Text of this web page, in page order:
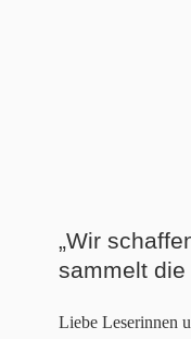
„Wir
sammelt
Liebe Leserinnen